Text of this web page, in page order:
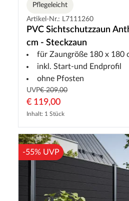
Pflegeleicht
Artikel-Nr.: L7111260
PVC Sichtschutzzaun
cm - Steckzaun
für Zaungröße 180 x 180
inkl. Start-und Endprofil
ohne Pfosten
UVP€ 209,00
€ 119,00
Inhalt: 1 Stück
-55% UVP